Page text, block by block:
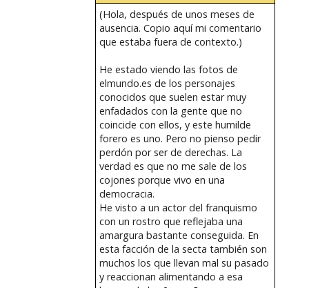
(Hola, después de unos meses de
ausencia. Copio aquí mi comentario
que estaba fuera de contexto.)
He estado viendo las fotos de
elmundo.es de los personajes
conocidos que suelen estar muy
enfadados con la gente que no
coincide con ellos, y este humilde
forero es uno. Pero no pienso pedir
perdón por ser de derechas. La
verdad es que no me sale de los
cojones porque vivo en una
democracia.
He visto a un actor del franquismo
con un rostro que reflejaba una
amargura bastante conseguida. En
esta facción de la secta también son
muchos los que llevan mal su pasado
y reaccionan alimentando a esa